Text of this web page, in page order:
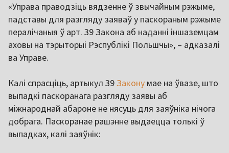
«Управа праводзіць вядзенне ў звычайным рэжыме,
падставы для разгляду заяваў у паскораным рэжыме
пералічаныя ў арт. 39 Закона аб наданні іншаземцам
аховы на тэрыторыі Рэспублікі Польшчы», – адказалі
ва Управе.
Калі спрасціць, артыкул 39Закону мае на ўвазе, што
выпадкі паскоранага разгляду заявы аб
міжнароднай абароне не нясуць для заяўніка нічога
добрага. Паскоранае рашэнне выдаецца толькі ў
выпадках, калі заяўнік: